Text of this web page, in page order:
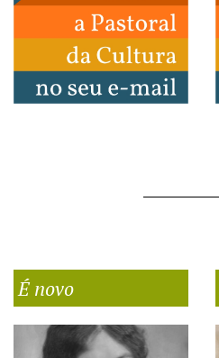
É novo